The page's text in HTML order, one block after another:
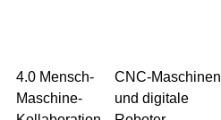
4.0 Mensch-
Maschine-
CNC-Maschinen
und digitale